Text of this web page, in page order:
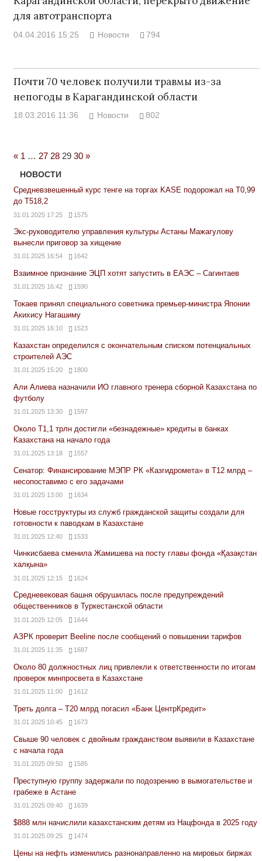
для автотранспорта
04.04.2016 15:25 Новости 794
Почти 70 человек получили травмы из-за
непогоды в Карагандинской области
18.03.2016 11:36 Новости 802
«Previous
Posts
1 … 27 28 29 30 Next
»
НОВОСТИ
Средневзвешенный курс тенге на торгах KASE подорожал на Т0,99
до Т518,2
31.01.2025 17:25 1575
Экс-руководителю управления культуры Астаны Мажагулову
вынесли приговор за хищение
31.01.2025 16:54 1642
Взаимное признание ЭЦП хотят запустить в ЕАЭС – Сагинтаев
31.01.2025 16:42 1590
Токаев принял специального советника премьер-министра Японии
Акихису Нагашиму
31.01.2025 16:10 1523
Казахстан определился с окончательным списком потенциальных
строителей АЭС
31.01.2025 15:20 1800
Али Алиева назначили ИО главного тренера сборной Казахстана по
футболу
31.01.2025 13:30 1597
Около Т1,1 трлн достигли «безнадежные» кредиты в банках
Казахстана на начало года
31.01.2025 13:18 1557
Сенатор: Финансирование МЭПР РК «Казгидромета» в Т12 млрд –
несопоставимо с его задачами
31.01.2025 13:00 1634
Новые госструктуры из служб гражданской защиты создали для
готовности к паводкам в Казахстане
31.01.2025 12:40 1533
Чинкисбаева сменила Жамишева на посту главы фонда «Қазақстан
халқына»
31.01.2025 12:15 1624
Средневековая башня обрушилась после предупреждений
общественников в Туркестанской области
31.01.2025 12:05 1644
АЗРК проверит Beeline после сообщений о повышении тарифов
31.01.2025 11:35 1687
Около 80 должностных лиц привлекли к ответственности по итогам
проверок минпросвета в Казахстане
31.01.2025 11:00 1612
Треть долга – Т20 млрд погасил «Банк ЦентрКредит»
31.01.2025 10:45 1673
Свыше 90 человек с двойным гражданством выявили в Казахстане
с начала года
31.01.2025 09:50 1585
Преступную группу задержали по подозрению в вымогательстве и
грабеже в Астане
31.01.2025 09:40 1639
$888 млн начислили казахстанским детям из Нацфонда в 2025 году
31.01.2025 09:25 1474
Цены на нефть изменились разнонаправленно на мировых биржах